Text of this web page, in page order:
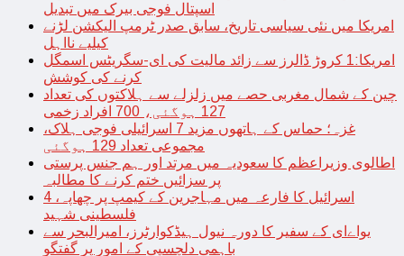
اسپتال فوجی بیرک میں تبدیل
امریکا میں نئی سیاسی تاریخ، سابق صدر ٹرمپ الیکشن لڑنے
کیلیے نااہل
امریکا:1 کروڑ ڈالرز سے زائد مالیت کی ای-سگریٹس اسمگل
کرنے کی کوشش
چین کے شمال مغربی حصے میں زلزلے سے ہلاکتوں کی تعداد
127 ہوگئی، 700 افراد زخمی
غزہ؛ حماس کے ہاتھوں مزید 7 اسرائیلی فوجی ہلاک،
مجموعی تعداد 129 ہوگئی
اطالوی وزیراعظم کا سعودیہ میں مرتد اور ہم جنس پرستی
پر سزائیں ختم کرنے کا مطالبہ
اسرائیل کا فارعہ میں مہاجرین کے کیمپ پر چھاپہ، 4
فلسطینی شہید
یواےای کے سفیر کا دورہ نیول ہیڈکوارٹرز، امیرالبحر سے
باہمی دلچسپی کے امور پر گفتگو